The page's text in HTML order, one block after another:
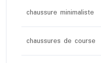
chaussure minimaliste
chaussures de course